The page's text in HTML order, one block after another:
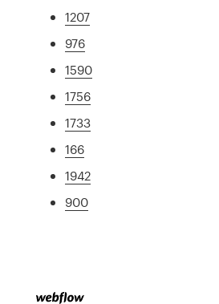
1207
976
1590
1756
1733
166
1942
900